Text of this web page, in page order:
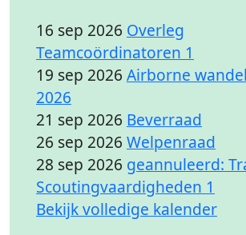
16 sep 2026 Overleg
Teamcoördinatoren 1
19 sep 2026 Airborne
2026
21 sep 2026 Beverraad
26 sep 2026 Welpenraad
28 sep 2026 geannuleerd:
Scoutingvaardigheden 1
Bekijk volledige kalender